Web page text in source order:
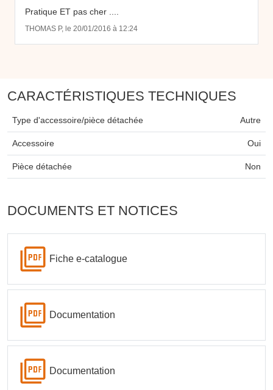
Pratique ET pas cher ....
THOMAS P, le 20/01/2016 à 12:24
CARACTÉRISTIQUES TECHNIQUES
Type d'accessoire/pièce détachée Autre
Accessoire Oui
Pièce détachée Non
DOCUMENTS ET NOTICES
Fiche e-catalogue
Documentation
Documentation